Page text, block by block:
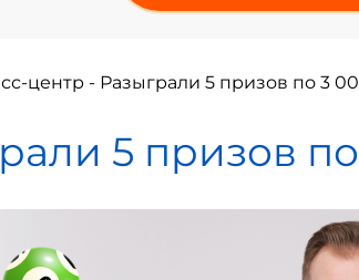
центр - Разыграли 5 призов по 3
5 призов